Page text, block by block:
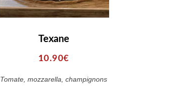
Texane
10.90€
Tomate, mozzarella, champignons